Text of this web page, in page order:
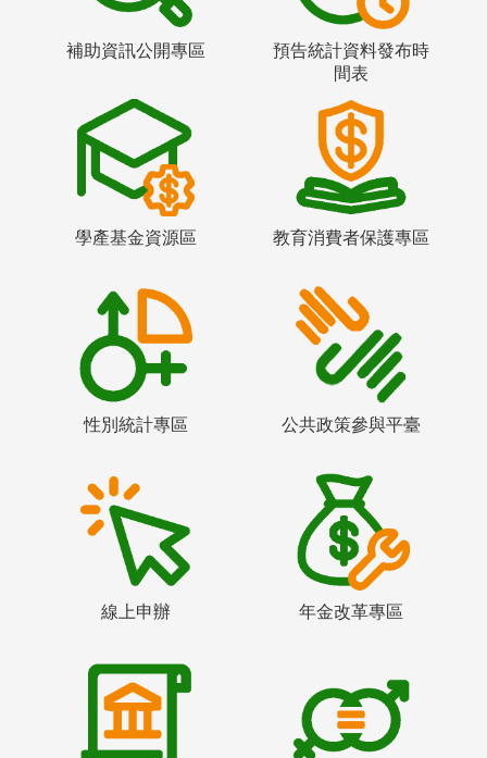
補助資訊公開專區
預告統計資料發布時
間表
學產基金資源區 教育消費者保護專區
性別統計專區 公共政策參與平臺
線上申辦 年金改革專區